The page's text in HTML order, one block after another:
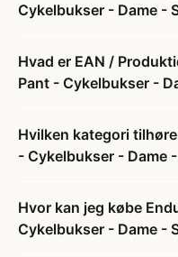
Cykelbukser - Dame -
Hvad er EAN /
Pant - Cykelbukser -
Hvilken kategori
- Cykelbukser - Dame
Hvor kan jeg købe
Cykelbukser - Dame -